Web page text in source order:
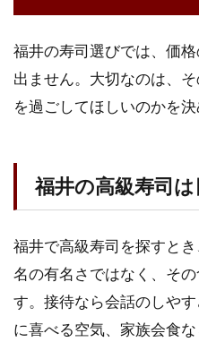
寿
を
選
1.1
福井
級寿
司は
で決
める
福井の寿司選びでは、価
出ません。大切なのは、
を過ごしてほしいのかを決
福井の高級寿司
福井で高級寿司を探すと
名の有名さではなく、そ
す。接待なら会話のしや
に喜べる空気、家族会食